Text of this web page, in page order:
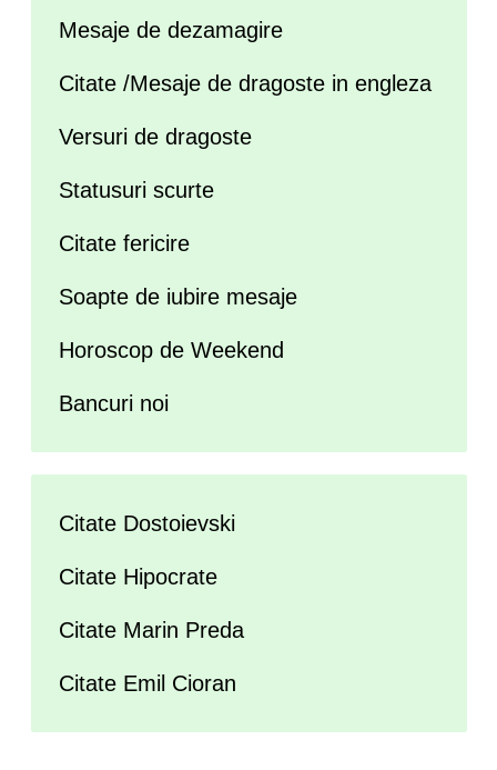
Mesaje de dezamagire
Citate /Mesaje de dragoste in engleza
Versuri de dragoste
Statusuri scurte
Citate fericire
Soapte de iubire mesaje
Horoscop de Weekend
Bancuri noi
Citate Dostoievski
Citate Hipocrate
Citate Marin Preda
Citate Emil Cioran